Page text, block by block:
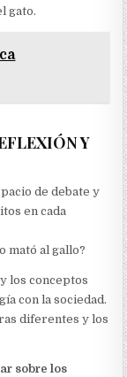
gato.
Y
de debate y
en cada
mató al gallo?
los conceptos
con la sociedad.
diferentes y los
sobre los